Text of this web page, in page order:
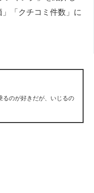
「クチコミ件数」に
るのが好きだが、いじるの